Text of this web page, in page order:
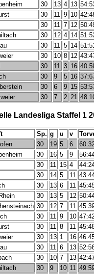
30 13 4 13
30 11 9 10
30 11 7 12
30 12 4 14
30 11 5 14
30 10 8 12
30 11 3 16
30 9 5 16
30 6 9 15
30 7 2 21
Landesliga Staffel 1
Sp. g u v
30 19 5 6
30 16 5 9
30 11 15 4
30 14 5 11
30 13 6 11
30 13 5 12
30 12 7 11
30 11 9 10
30 11 8 11
30 13 1 16
30 11 6 13
30 10 7 13
30 9 10 11